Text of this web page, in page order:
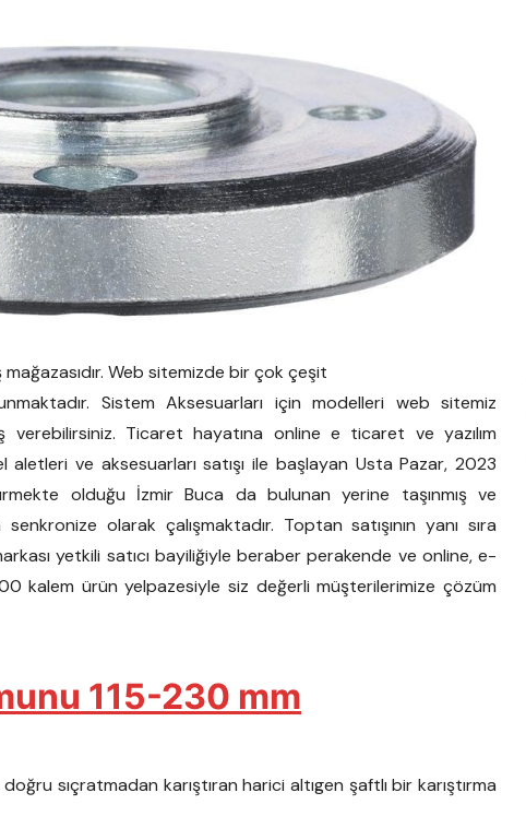
mağazasıdır. Web sitemizde bir çok çeşit
Sistem Aksesuarları için modelleri web sitemiz
Ticaret hayatına online e ticaret ve yazılım
ve aksesuarları satışı ile başlayan Usta Pazar, 2023
olduğu İzmir Buca da bulunan yerine taşınmış ve
olarak çalışmaktadır. Toptan satışının yanı sıra
yetkili satıcı bayiliğiyle beraber perakende ve online, e-
kalem ürün yelpazesiyle siz değerli müşterilerimize çözüm
115-230 mm
sıçratmadan karıştıran harici altıgen şaftlı bir karıştırma